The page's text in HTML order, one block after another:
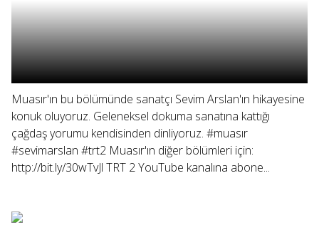
Muasır'ın bu bölümünde sanatçı Sevim Arslan'ın hikayesine
konuk oluyoruz. Geleneksel dokuma sanatına kattığı
çağdaş yorumu kendisinden dinliyoruz. #muasır
#sevimarslan #trt2 Muasır'ın diğer bölümleri için:
http://bit.ly/30wTvJl TRT 2 YouTube kanalına abone...